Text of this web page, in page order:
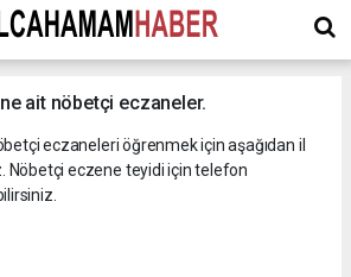
ait nöbetçi eczaneler.
eczaneleri öğrenmek için aşağıdan il
Nöbetçi eczene teyidi için telefon